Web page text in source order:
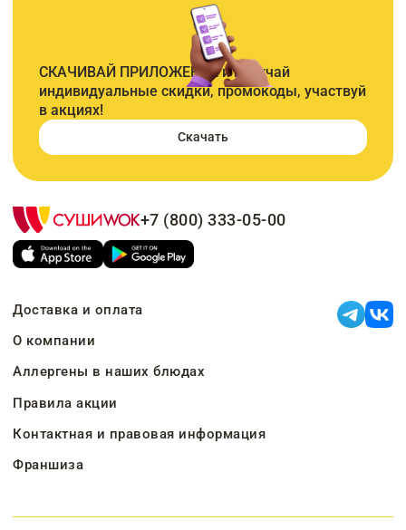
СКАЧИВАЙ ПРИЛОЖЕНИЕ и получай
индивидуальные скидки, промокоды, участвуй
в акциях!
Скачать
+7 (800) 333-05-00
Доставка и оплата
О компании
Аллергены в наших блюдах
Правила акции
Контактная и правовая информация
Франшиза